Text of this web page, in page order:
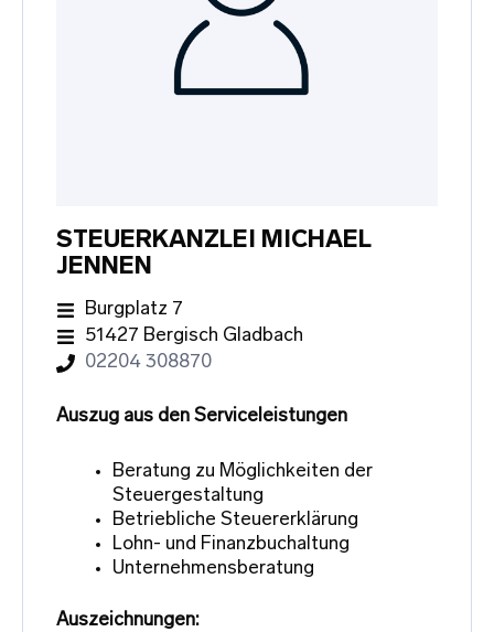
STEUERKANZLEI MICHAEL
JENNEN
Burgplatz 7
51427 Bergisch Gladbach
02204 308870
Auszug aus den Serviceleistungen
Beratung zu Möglichkeiten der
Steuergestaltung
Betriebliche Steuererklärung
Lohn- und Finanzbuchaltung
Unternehmensberatung
Auszeichnungen: